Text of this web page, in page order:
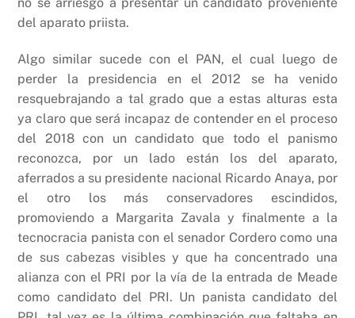
del aparato priista.
Algo similar sucede con el PAN, el cual luego de
perder la presidencia en el 2012 se ha venido
resquebrajando a tal grado que a estas alturas esta
ya claro que será incapaz de contender en el proceso
del 2018 con un candidato que todo el panismo
reconozca, por un lado están los del aparato,
aferrados a su presidente nacional Ricardo Anaya, por
el otro los más conservadores escindidos,
promoviendo a Margarita Zavala y finalmente a la
tecnocracia panista con el senador Cordero como una
de sus cabezas visibles y que ha concentrado una
alianza con el PRI por la vía de la entrada de Meade
como candidato del PRI. Un panista candidato del